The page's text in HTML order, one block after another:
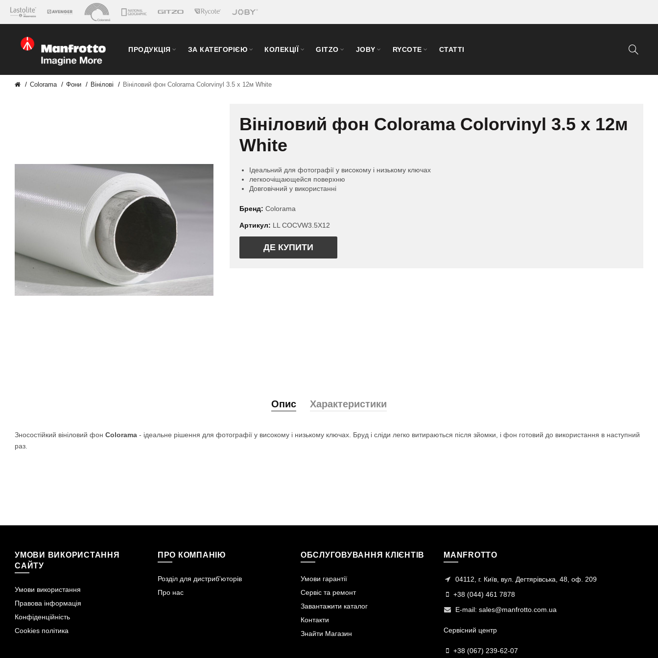
ПРОДУКЦІЯ ЗА КАТЕГОРІЄЮ КОЛЕКЦІЇ GITZO JOBY RYCOTE СТАТТІ
Colorama Фони Вінілові Вініловий фон Colorama Colorvinyl 3.5 x 12м White
Вініловий фон Colorama Colorvinyl 3.5 x 12м
White
Ідеальний для фотографії у високому і низькому ключах
легкоочіщающейся поверхню
Довговічний у використанні
Бренд: Colorama
Артикул: LL COCVW3.5X12
ДЕ КУПИТИ
Опис Характеристики
Зносостійкий вініловий фон Colorama - ідеальне рішення для фотографії у високому і низькому ключах. Бруд і сліди легко витираються після зйомки, і фон готовий до використання в наступний
раз.
УМОВИ ВИКОРИСТАННЯ
САЙТУ
Умови використання
Правова інформація
Конфіденційність
Cookies політика
ПРО КОМПАНІЮ
Розділ для дистриб'юторів
Про нас
ОБСЛУГОВУВАННЯ КЛІЄНТІВ
Умови гарантії
Сервіс та ремонт
Завантажити каталог
Контакти
Знайти Магазин
MANFROTTO
04112, г. Київ, вул. Дегтярівська, 48, оф. 209
+38 (044) 461 7878
E-mail: sales@manfrotto.com.ua
Сервісний центр
+38 (067) 239-62-07